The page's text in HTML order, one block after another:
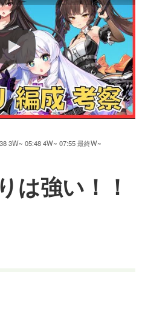
3W~ 05:48 4W~ 07:55 最終W~
は強い！！